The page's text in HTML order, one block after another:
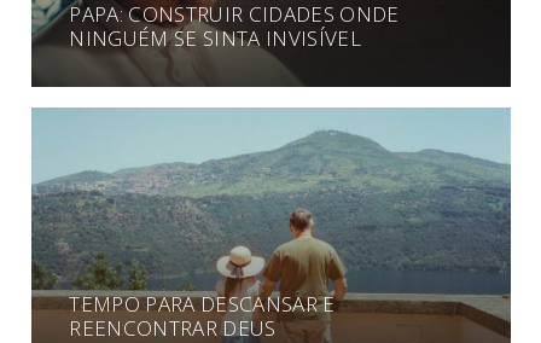
PAPA: CONSTRUIR CIDADES ONDE
NINGUÉM SE SINTA INVISÍVEL
TEMPO PARA DESCANSAR E
REENCONTRAR DEUS